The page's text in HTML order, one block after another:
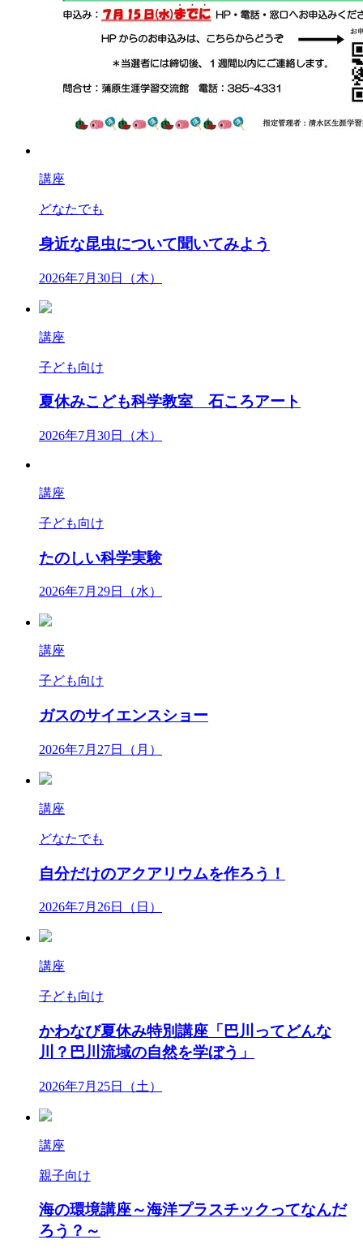
講座
どなたでも
身近な昆虫について聞いてみよう
2026年7月30日（木）
講座
子ども向け
夏休みこども科学教室 石ころアート
2026年7月30日（木）
講座
子ども向け
たのしい科学実験
2026年7月29日（水）
講座
子ども向け
ガスのサイエンスショー
2026年7月27日（月）
講座
どなたでも
自分だけのアクアリウムを作ろう！
2026年7月26日（日）
講座
子ども向け
かわなび夏休み特別講座「巴川ってどんな
川？巴川流域の自然を学ぼう」
2026年7月25日（土）
講座
親子向け
海の環境講座～海洋プラスチックってなんだ
ろう？～